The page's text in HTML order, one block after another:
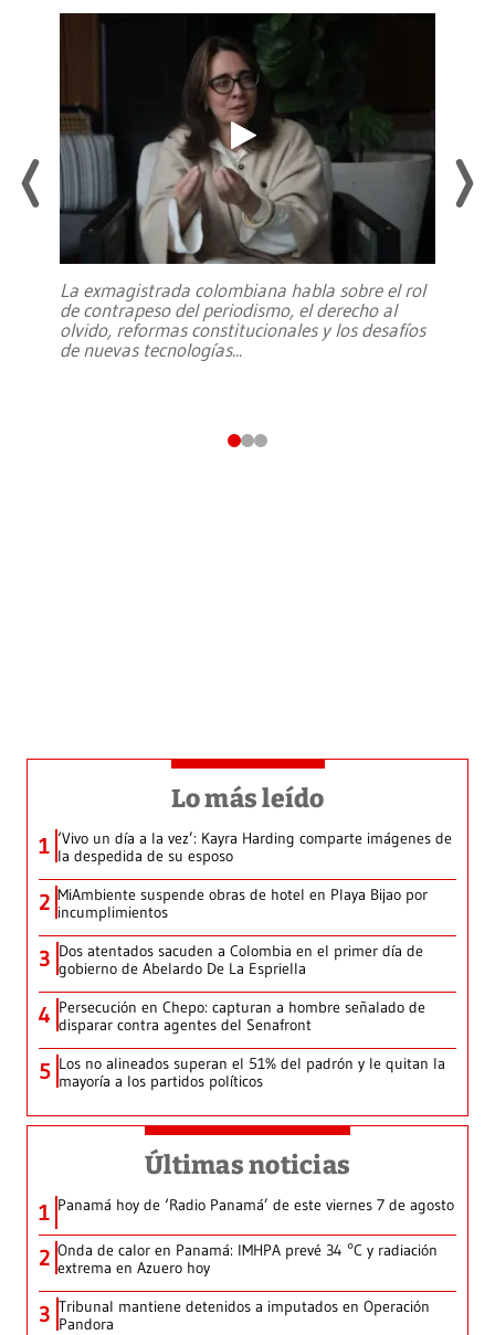
La exmagistrada colombiana habla sobre el rol
de contrapeso del periodismo, el derecho al
olvido, reformas constitucionales y los desafíos
de nuevas tecnologías...
Lo más leído
1 ‘Vivo un día a la vez’: Kayra Harding comparte imágenes de
la despedida de su esposo
2 MiAmbiente suspende obras de hotel en Playa Bijao por
incumplimientos
3 Dos atentados sacuden a Colombia en el primer día de
gobierno de Abelardo De La Espriella
4 Persecución en Chepo: capturan a hombre señalado de
disparar contra agentes del Senafront
5 Los no alineados superan el 51% del padrón y le quitan la
mayoría a los partidos políticos
Últimas noticias
1 Panamá hoy de ‘Radio Panamá’ de este viernes 7 de agosto
2 Onda de calor en Panamá: IMHPA prevé 34 °C y radiación
extrema en Azuero hoy
3 Tribunal mantiene detenidos a imputados en Operación
Pandora